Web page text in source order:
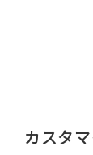
カスタ